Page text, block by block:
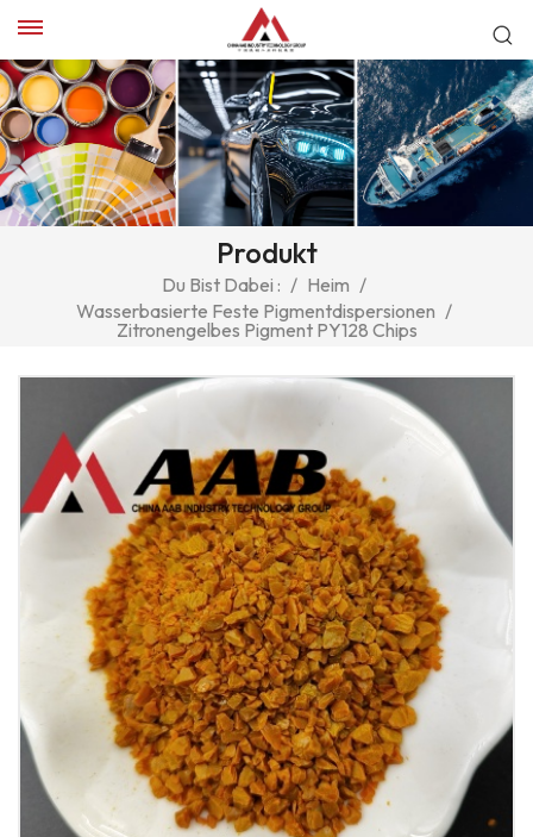
Produkt
Du Bist Dabei : / Heim /
Wasserbasierte Feste Pigmentdispersionen /
Zitronengelbes Pigment PY128 Chips